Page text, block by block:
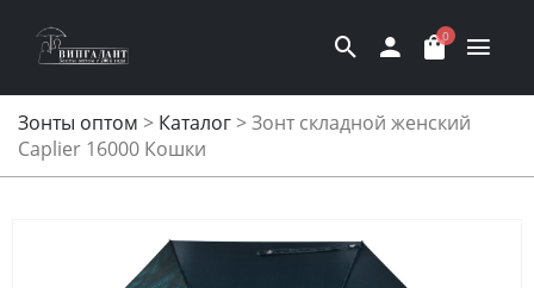
0
Зонты оптом > Каталог>Зонт складной женский
Caplier 16000 Кошки